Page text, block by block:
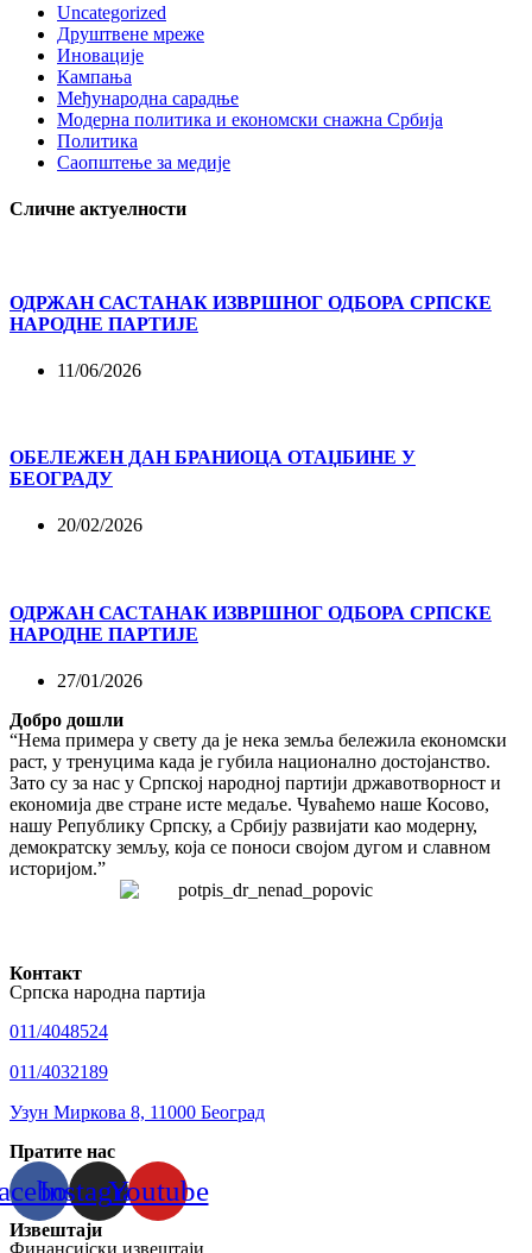
Uncategorized
Друштвене мреже
Иновације
Кампања
Међународна сарадње
Модерна политика и економски снажна Србија
Политика
Саопштење за медије
Сличне актуелности
ОДРЖАН САСТАНАК ИЗВРШНОГ ОДБОРА СРПСКЕ
НАРОДНЕ ПАРТИЈЕ
11/06/2026
ОБЕЛЕЖЕН ДАН БРАНИОЦА ОТАЏБИНЕ У
БЕОГРАДУ
20/02/2026
ОДРЖАН САСТАНАК ИЗВРШНОГ ОДБОРА СРПСКЕ
НАРОДНЕ ПАРТИЈЕ
27/01/2026
Добро дошли
“Нема примера у свету да је нека земља бележила економски
раст, у тренуцима када је губила национално достојанство.
Зато су за нас у Српској народној партији државотворност и
економија две стране исте медаље. Чуваћемо наше Косово,
нашу Републику Српску, а Србију развијати као модерну,
демократску земљу, која се поноси својом дугом и славном
историјом.”
Контакт
Српска народна партија
011/4048524
011/4032189
Узун Миркова 8, 11000 Београд
Пратите нас
InstagramYoutube
Извештаји
Финансијски извештаји